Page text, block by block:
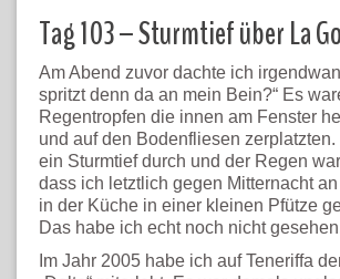
Tag 103 – Sturmtief über La
Am Abend zuvor dachte ich
spritzt denn da an mein Bein?“ Es
Regentropfen die innen am Fenster
und auf den Bodenfliesen
ein Sturmtief durch und der Regen
dass ich letztlich gegen Mitternacht
in der Küche in einer kleinen Pfütze
Das habe ich echt noch nicht
Im Jahr 2005 habe ich auf Teneriffa